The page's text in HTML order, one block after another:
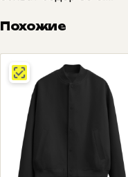
Похожие